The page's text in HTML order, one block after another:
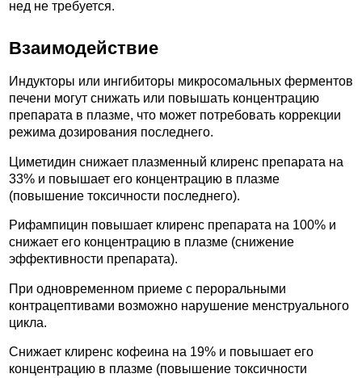
нед не требуется.
Взаимодействие
Индукторы или ингибиторы микросомальных ферментов
печени могут снижать или повышать концентрацию
препарата в плазме, что может потребовать коррекции
режима дозирования последнего.
Циметидин снижает плазменный клиренс препарата на
33% и повышает его концентрацию в плазме
(повышение токсичности последнего).
Рифампицин повышает клиренс препарата на 100% и
снижает его концентрацию в плазме (снижение
эффективности препарата).
При одновременном приеме с пероральными
контрацептивами возможно нарушение менструального
цикла.
Снижает клиренс кофеина на 19% и повышает его
концентрацию в плазме (повышение токсичности